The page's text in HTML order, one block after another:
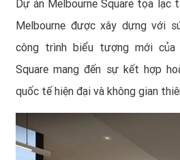
Dự án Melbourne Square tọa lạc
Melbourne được xây dựng với
công trình biểu tượng mới của
Square mang đến sự kết hợp
quốc tế hiện đại và không gian